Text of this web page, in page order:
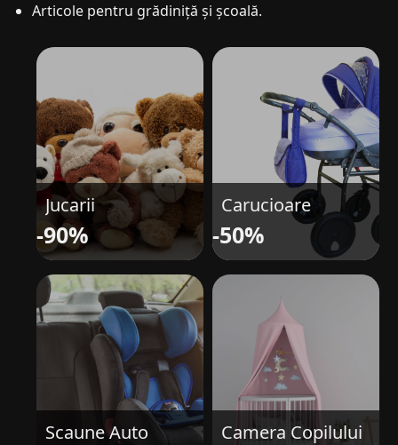
Articole pentru grădiniță și școală.
Jucarii
-90%
Carucioare
-50%
Scaune Auto Camera Copilului